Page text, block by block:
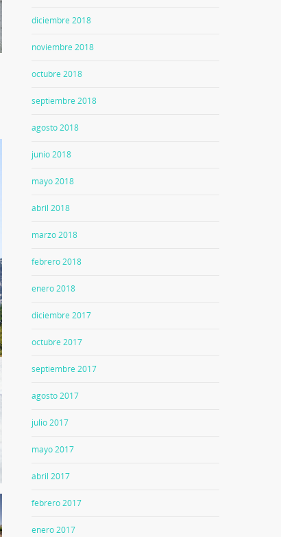
diciembre 2018
noviembre 2018
octubre 2018
septiembre 2018
agosto 2018
junio 2018
mayo 2018
abril 2018
marzo 2018
febrero 2018
enero 2018
diciembre 2017
octubre 2017
septiembre 2017
agosto 2017
julio 2017
mayo 2017
abril 2017
febrero 2017
enero 2017